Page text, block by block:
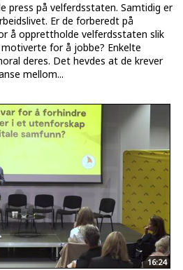
press på velferdsstaten. Samtidig er
Er de forberedt på
å opprettholde velferdsstaten slik
for å jobbe? Enkelte
deres. Det hevdes at de krever
mellom...
16:24